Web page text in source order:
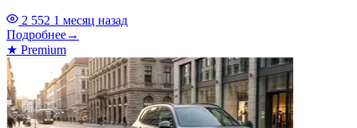
2 552 1 месяц назад
Подробнее→
★ Premium